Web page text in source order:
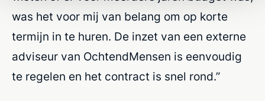
was het voor mij van belang om op korte
termijn in te huren. De inzet van een externe
adviseur van OchtendMensen is eenvoudig
te regelen en het contract is snel rond.”